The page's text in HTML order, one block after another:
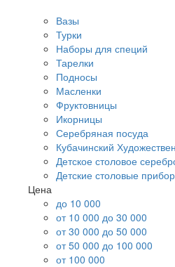
Вазы
Турки
Наборы для специй
Тарелки
Подносы
Масленки
Фруктовницы
Икорницы
Серебряная посуда
Кубачинский
Детское столовое
Детские столовые
Цена
до 10 000
от 10 000 до 30 000
от 30 000 до 50 000
от 50 000 до 100 000
от 100 000